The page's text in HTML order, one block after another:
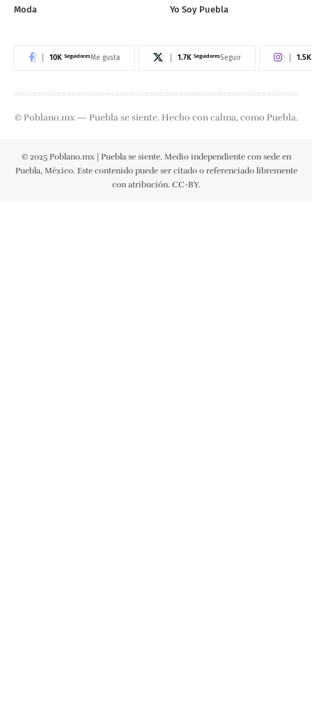
Moda
Yo Soy Puebla
10K SeguidoresMe gusta 1.7K SeguidoresSeguir 1.5K
© Poblano.mx — Puebla se siente. Hecho con calma, como Puebla.
© 2025 Poblano.mx | Puebla se siente. Medio independiente con sede en
Puebla, México. Este contenido puede ser citado o referenciado libremente
con atribución. CC-BY.